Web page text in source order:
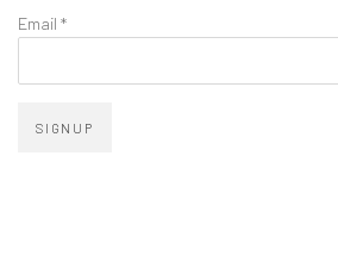
Email *
SIGNUP